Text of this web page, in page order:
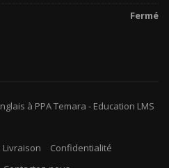
Fermé
à PPA Temara - Education LMS
Livraison
Confidentialité